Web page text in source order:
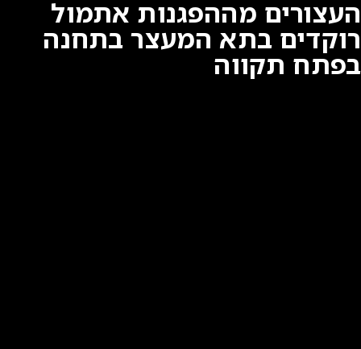
העצורים מההפגנות אתמול
רוקדים בתא המעצר בתחנה
בפתח תקווה